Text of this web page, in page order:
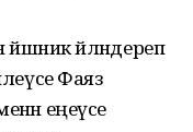
әйләндереп
Фаяз
еңеүсе